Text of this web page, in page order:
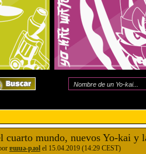
cuarto mundo, nuevos Yo-kai
ɐɯuǝ-pɹol el 15.04.2019 (14:29 CEST)